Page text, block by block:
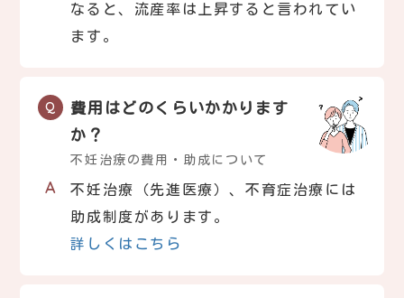
なると、流産率は上昇すると言われてい
ます。
費用はどのくらいかかります
か？
不妊治療の費用・助成について
不妊治療（先進医療）、不育症治療には
助成制度があります。
詳しくはこちら